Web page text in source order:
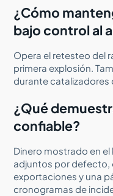
¿Cómo
bajo control al
Opera el retesteo del
primera explosión.
durante catalizadores
¿Qué
confiable?
Dinero mostrado en
adjuntos por defecto,
exportaciones y una
cronogramas de